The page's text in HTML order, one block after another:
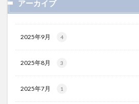
アーカイブ
2025年9月 4
2025年8月 3
2025年7月 1